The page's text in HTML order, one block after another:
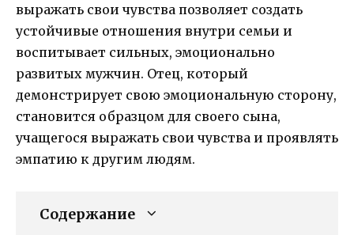
выражать свои чувства позволяет создать
устойчивые отношения внутри семьи и
воспитывает сильных, эмоционально
развитых мужчин. Отец, который
демонстрирует свою эмоциональную сторону,
становится образцом для своего сына,
учащегося выражать свои чувства и проявлять
эмпатию к другим людям.
Содержание